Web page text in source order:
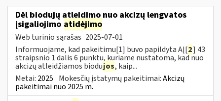
Dėl biodujų atleidimo nuo akcizų lengvatos
įsigaliojimo atidėjimo
Web turinio sąrašas 2025-07-01
Informuojame, kad pakeitimu[1] buvo papildyta AĮ[2] 43
straipsnio 1 dalis 6 punktu, kuriame nustatoma, kad nuo
akcizų atleidžiamos biodujos, kaip...
Metai: 2025 Mokesčių įstatymų pakeitimai:Akcizų
pakeitimai nuo 2025 m.